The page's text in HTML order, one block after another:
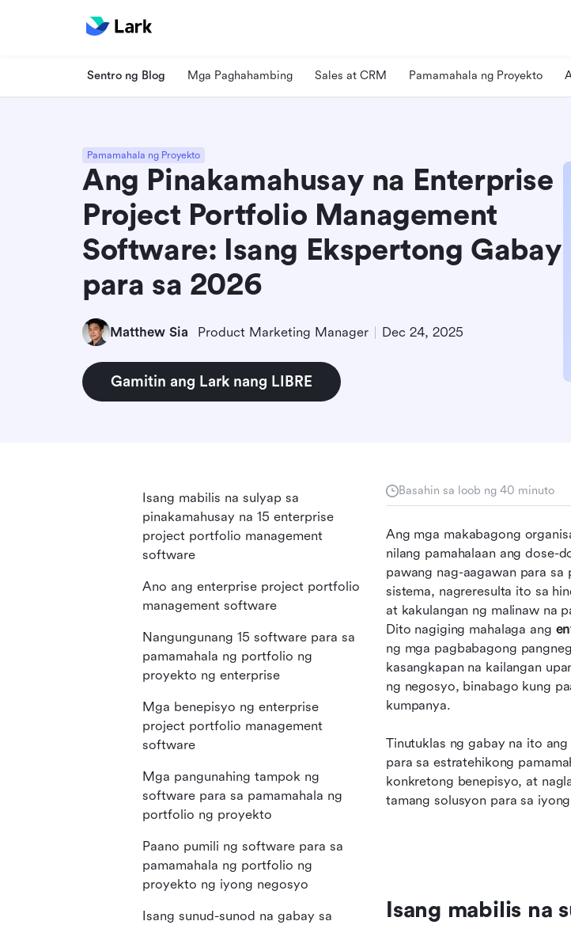
Sentro ng Blog Mga Paghahambing Sales at CRM Pamamahala ng Proyekto
Pamamahala ng Proyekto
Ang Pinakamahusay na Enterprise
Project Portfolio Management
Software: Isang Ekspertong Gabay
para sa 2026
Matthew Sia Product Marketing Manager Dec 24, 2025
Gamitin ang Lark nang LIBRE
Basahin sa loob ng 40 minuto
Ang mga makabagong
nilang pamahalaan ang dose-
pawang nag-aagawan para
sistema, nagreresulta ito sa
at kakulangan ng malinaw na
Dito nagiging mahalaga ang
ng mga pagbabagong
kasangkapan na kailangan
ng negosyo, binabago kung
kumpanya.
Tinutuklas ng gabay na ito
para sa estratehikong
konkretong benepisyo, at
tamang solusyon para sa
Isang mabilis na
Isang mabilis na sulyap sa
pinakamahusay na 15 enterprise
project portfolio management
software
Ano ang enterprise project portfolio
management software
Nangungunang 15 software para sa
pamamahala ng portfolio ng
proyekto ng enterprise
Mga benepisyo ng enterprise
project portfolio management
software
Mga pangunahing tampok ng
software para sa pamamahala ng
portfolio ng proyekto
Paano pumili ng software para sa
pamamahala ng portfolio ng
proyekto ng iyong negosyo
Isang sunud-sunod na gabay sa